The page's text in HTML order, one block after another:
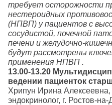
требует осторожности
нестероидных
(НПВП) у пациентов с
сосудистой, почечной
печени и желудочно-
будут рассмотрены
применения НПВП .
13.00-13.20
ведении пациенток
Хрипун Ирина
эндокринолог, г. Ростов-на-